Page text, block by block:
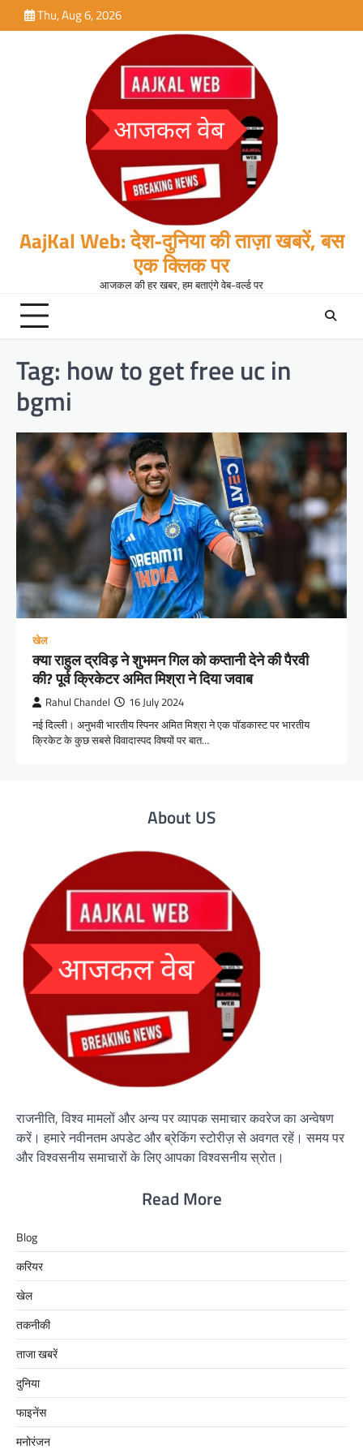
to
Thu, Aug 6, 2026
AajKal Web: देश-दुनिया की ताज़ा खबरें, बस
एक क्लिक पर
आजकल की हर खबर, हम बताएंगे वेब-वर्ल्ड पर
Tag: how to get free uc in
bgmi
खेल
क्या राहुल द्रविड़ ने शुभमन गिल को कप्तानी देने की पैरवी
की? पूर्व क्रिकेटर अमित मिश्रा ने दिया जवाब
Rahul Chandel 16 July 2024
नई दिल्ली। अनुभवी भारतीय स्पिनर अमित मिश्रा ने एक पॉडकास्ट पर भारतीय
क्रिकेट के कुछ सबसे विवादास्पद विषयों पर बात…
About US
राजनीति, विश्व मामलों और अन्य पर व्यापक समाचार कवरेज का अन्वेषण
करें। हमारे नवीनतम अपडेट और ब्रेकिंग स्टोरीज़ से अवगत रहें। समय पर
और विश्वसनीय समाचारों के लिए आपका विश्वसनीय स्रोत।
Read More
Blog
करियर
खेल
तकनीकी
ताजा खबरें
दुनिया
फाइनेंस
मनोरंजन